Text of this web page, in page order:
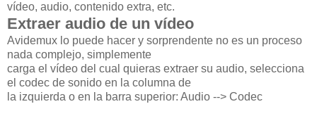
vídeo, audio, contenido extra, etc.
Extraer audio de un vídeo
Avidemux lo puede hacer y sorprendente no es un proceso
nada complejo, simplemente
carga el vídeo del cual quieras extraer su audio, selecciona
el codec de sonido en la columna de
la izquierda o en la barra superior: Audio --> Codec